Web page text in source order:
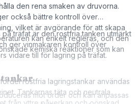
den rena smaken av druvorna.
också bättre kontroll över
vilket är avgörande för att skapa
kan enkelt regleras, och den
kemiska reaktioner som kan
rostfria lagringstankar användas
Tankarnas täta och neutrala
träfat är den rostfria tanken utmärkt
ger vinmakaren kontroll över
vidare till för lagring på träfat.
tankar
mot order och kan anpassas